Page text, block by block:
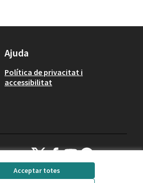
Acceptar totes
Ajuda
Política de privacitat i
accessibilitat
Decidim Calafell a X
(Enllaç extern)
Decidim Calafell a Facebook
(Enllaç extern)
Decidim Calafell a YouTube
(Enllaç extern)
Decidim Calafell a
(Enllaç extern)